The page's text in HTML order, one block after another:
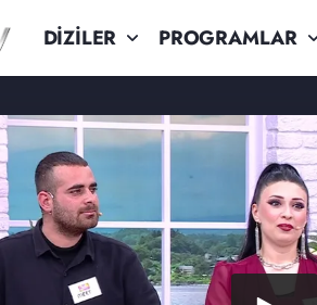
DİZİLER PROGRAMLAR